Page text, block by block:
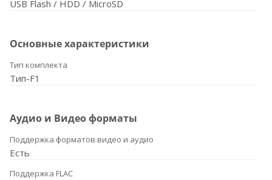
USB Flash / HDD / MicroSD
Основные характеристики
Тип комплекта
Тип-F1
Аудио и Видео форматы
Поддержка форматов видео и аудио
Есть
Поддержка FLAC